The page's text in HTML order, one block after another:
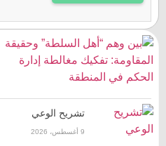
تشريح الوعي
9 أغسطس، 2026